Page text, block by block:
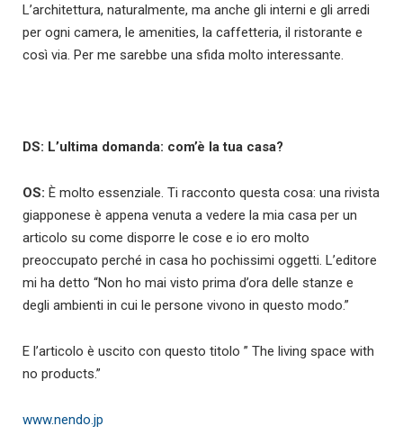
L’architettura, naturalmente, ma anche gli interni e gli arredi
per ogni camera, le amenities, la caffetteria, il ristorante e
così via. Per me sarebbe una sfida molto interessante.
DS: L’ultima domanda: com’è la tua casa?
OS: È molto essenziale. Ti racconto questa cosa: una rivista
giapponese è appena venuta a vedere la mia casa per un
articolo su come disporre le cose e io ero molto
preoccupato perché in casa ho pochissimi oggetti. L’editore
mi ha detto “Non ho mai visto prima d’ora delle stanze e
degli ambienti in cui le persone vivono in questo modo.”
E l’articolo è uscito con questo titolo ” The living space with
no products.”
www.nendo.jp